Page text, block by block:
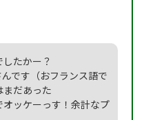
たかー？
です（おフランス語で
まだあった
ッケーっす！余計なプ